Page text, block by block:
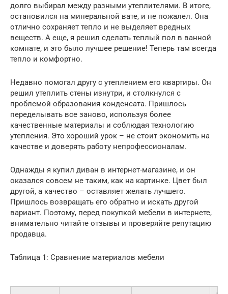
долго выбирал между разными утеплителями. В итоге,
остановился на минеральной вате, и не пожалел. Она
отлично сохраняет тепло и не выделяет вредных
веществ. А еще, я решил сделать теплый пол в ванной
комнате, и это было лучшее решение! Теперь там всегда
тепло и комфортно.
Недавно помогал другу с утеплением его квартиры. Он
решил утеплить стены изнутри, и столкнулся с
проблемой образования конденсата. Пришлось
переделывать все заново, используя более
качественные материалы и соблюдая технологию
утепления. Это хороший урок – не стоит экономить на
качестве и доверять работу непрофессионалам.
Однажды я купил диван в интернет-магазине, и он
оказался совсем не таким, как на картинке. Цвет был
другой, а качество – оставляет желать лучшего.
Пришлось возвращать его обратно и искать другой
вариант. Поэтому, перед покупкой мебели в интернете,
внимательно читайте отзывы и проверяйте репутацию
продавца.
Таблица 1: Сравнение материалов мебели